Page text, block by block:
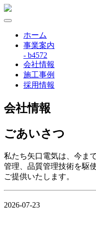
ホーム
事業案内
- b4572
会社情報
施工事例
採用情報
会社情報
ごあいさつ
私たち矢口電気は、今ま
管理、品質管理技術を駆
ご提供いたします。
2026-07-23